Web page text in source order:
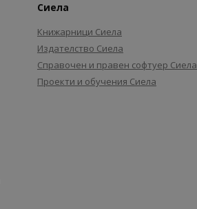
Сиела
Книжарници Сиела
Издателство Сиела
Справочен и правен софтуер Сиела
Проекти и обучения Сиела